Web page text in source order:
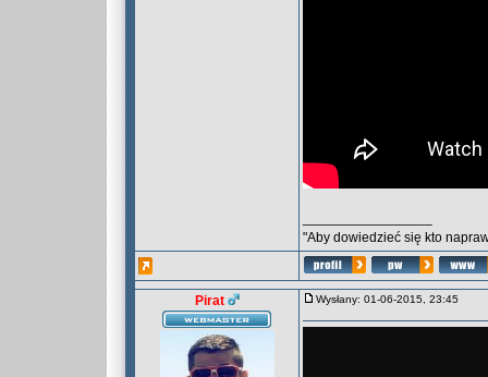
"Aby dowiedzieć się kto
Pirat Wysłany: 01-06-2015, 23:45